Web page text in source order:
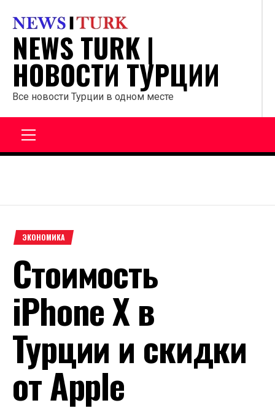
содержанию
NEWS TURK |
НОВОСТИ ТУРЦИИ
Все новости Турции в одном месте
ЭКОНОМИКА
Стоимость
iPhone X в
Турции и скидки
от Apple